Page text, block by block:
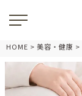
HOME 美容・健康